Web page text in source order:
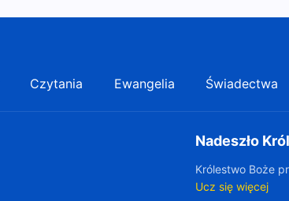
Czytania Ewangelia Świadectwa
Nadeszło
Królestwo Boże
Ucz się więcej